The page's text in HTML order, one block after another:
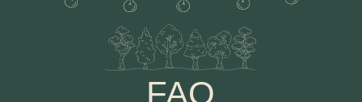
2ГИС
Режим работы отдела
бронирования с 9:00 до 24:00
+7 (495) 150-39-08